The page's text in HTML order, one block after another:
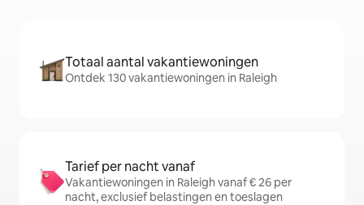
Totaal aantal vakantiewoningen
Ontdek 130 vakantiewoningen in Raleigh
Tarief per nacht vanaf
Vakantiewoningen in Raleigh vanaf € 26 per
nacht, exclusief belastingen en toeslagen